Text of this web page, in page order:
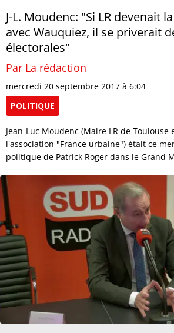
J-L. Moudenc: "Si LR devenait
avec Wauquiez, il se priverait
électorales"
Par La rédaction
mercredi 20 septembre 2017 à 6:04
POLITIQUE
Jean-Luc Moudenc (Maire LR de
l'association "France urbaine") était ce
politique de Patrick Roger dans le Grand